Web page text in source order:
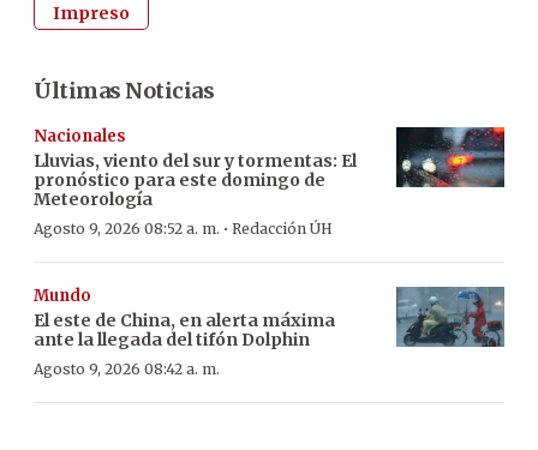
Impreso
Últimas Noticias
Nacionales
Lluvias, viento del sur y tormentas: El
pronóstico para este domingo de
Meteorología
Agosto 9, 2026 08:52 a. m. · Redacción ÚH
Mundo
El este de China, en alerta máxima
ante la llegada del tifón Dolphin
Agosto 9, 2026 08:42 a. m.